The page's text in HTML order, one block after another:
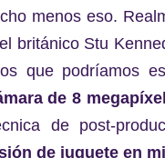
menos eso.
británico Stu
que podríamos
de 8
de post-
de juguete en